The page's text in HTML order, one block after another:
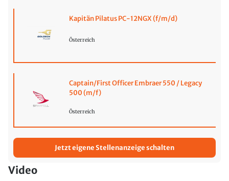
Kapitän Pilatus PC-12NGX (f/m/d)
Österreich
Captain/First Officer Embraer 550 / Legacy
500 (m/f)
Österreich
Jetzt eigene Stellenanzeige schalten
Video